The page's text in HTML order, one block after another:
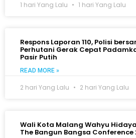
1 hari Yang Lalu 1 hari Yang Lalu
Respons Laporan 110, Polisi
Perhutani Gerak Cepat
Pasir Putih
READ MORE »
2 hari Yang Lalu 2 hari Yang Lalu
Wali Kota Malang Wahyu
The Bangun Bangsa Conference